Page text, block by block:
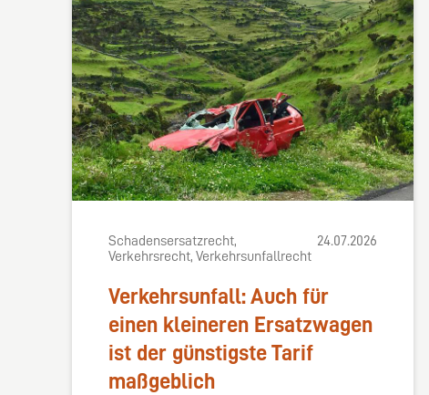
Schadensersatzrecht,
Verkehrsrecht, Verkehrsunfallrecht
24.07.2026
Verkehrsunfall: Auch für
einen kleineren Ersatzwagen
ist der günstigste Tarif
maßgeblich